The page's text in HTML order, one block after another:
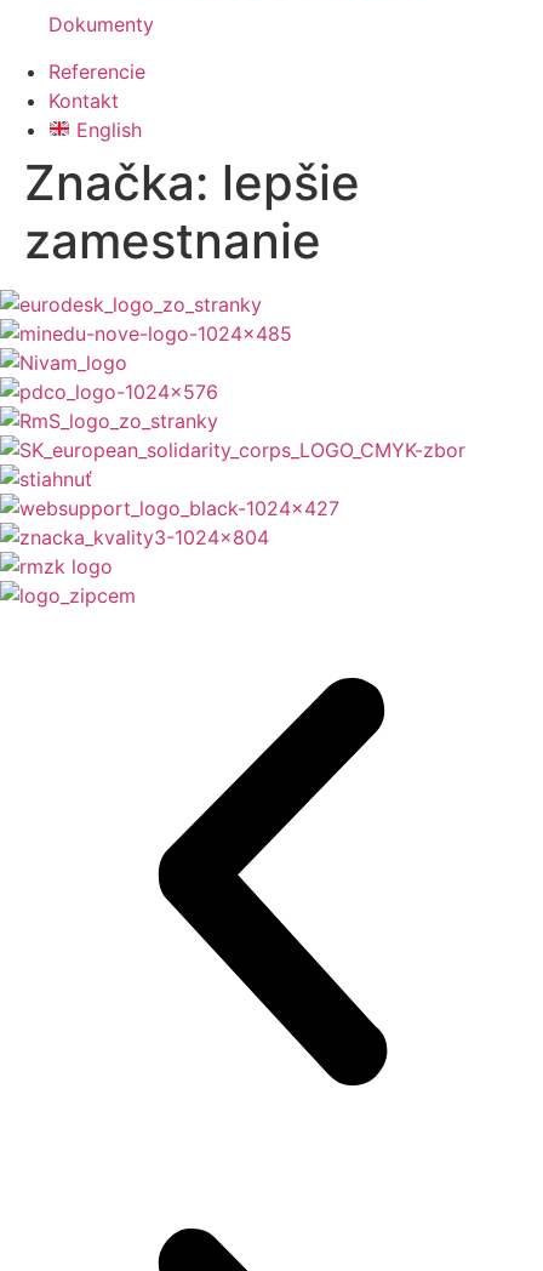
Dokumenty
Referencie
Kontakt
English
Značka: lepšie
zamestnanie